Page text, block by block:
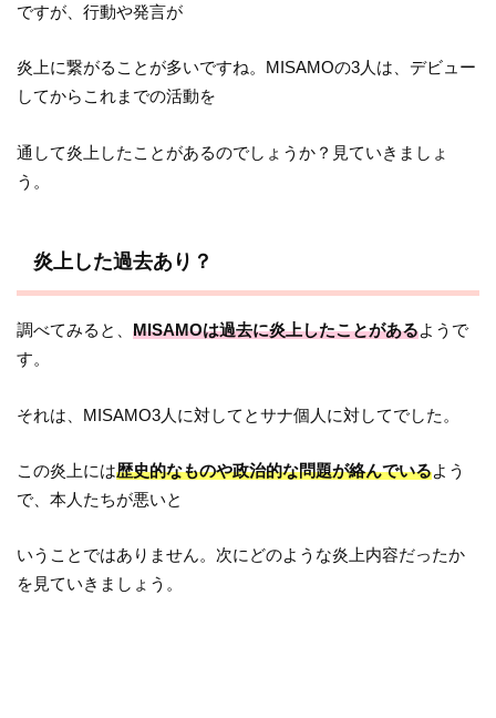
ですが、行動や発言が
炎上に繋がることが多いですね。MISAMOの3人は、デビュー
してからこれまでの活動を
通して炎上したことがあるのでしょうか？見ていきましょ
う。
炎上した過去あり？
調べてみると、MISAMOは過去に炎上したことがあるようで
す。
それは、MISAMO3人に対してとサナ個人に対してでした。
この炎上には歴史的なものや政治的な問題が絡んでいるよう
で、本人たちが悪いと
いうことではありません。次にどのような炎上内容だったか
を見ていきましょう。